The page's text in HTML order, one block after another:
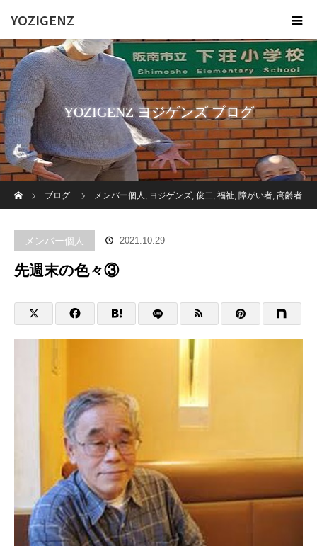
YOZIGENZ
YOZIGENZ ヨジゲンズ ブログ
ブログ
メンバー個人 , ヨジゲンズ, 俊二, 福祉, 障がい者, 高齢者
メンバー個人 2021.10.29
先週末の色々③